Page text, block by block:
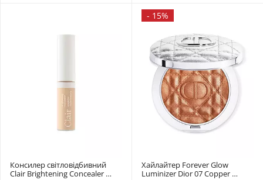
Консилер світловідбивний
Clair Brightening Concealer
- 15%
Хайлайтер Forever Glow
Luminizer Dior 07 Copper